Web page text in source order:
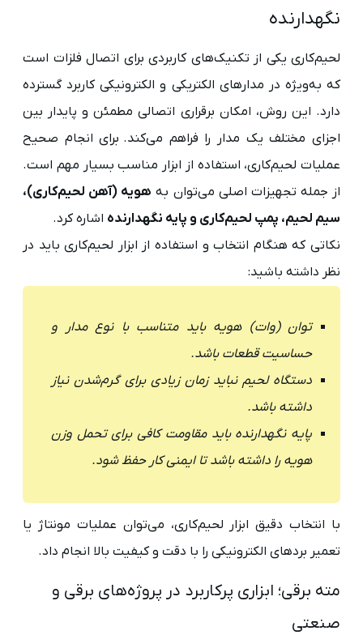
نگهدارنده
لحیم‌کاری یکی از تکنیک‌های کاربردی برای اتصال فلزات است
که به‌ویژه در مدارهای الکتریکی و الکترونیکی کاربرد گسترده
دارد. این روش، امکان برقراری اتصالی مطمئن و پایدار بین
اجزای مختلف یک مدار را فراهم می‌کند. برای انجام صحیح
عملیات لحیم‌کاری، استفاده از ابزار مناسب بسیار مهم است.
از جمله تجهیزات اصلی می‌توان به هویه (آهن لحیم‌کاری)،
سیم لحیم، پمپ لحیم‌کاری و پایه نگهدارنده اشاره کرد.
نکاتی که هنگام انتخاب و استفاده از ابزار لحیم‌کاری باید در
نظر داشته باشید:
توان (وات) هویه باید متناسب با نوع مدار و
حساسیت قطعات باشد.
دستگاه لحیم نباید زمان زیادی برای گرم‌شدن نیاز
داشته باشد.
پایه نگهدارنده باید مقاومت کافی برای تحمل وزن
هویه را داشته باشد تا ایمنی کار حفظ شود.
با انتخاب دقیق ابزار لحیم‌کاری، می‌توان عملیات مونتاژ یا
تعمیر بردهای الکترونیکی را با دقت و کیفیت بالا انجام داد.
مته برقی؛ ابزاری پرکاربرد در پروژه‌های برقی و
صنعتی